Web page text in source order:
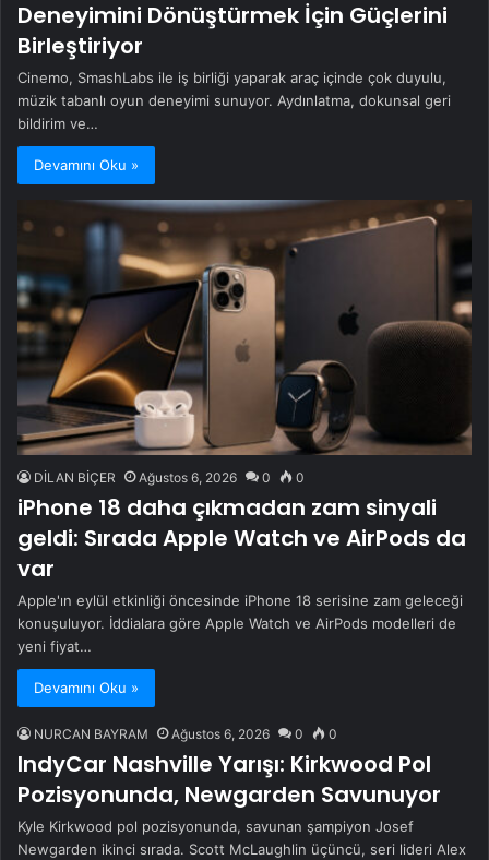
Deneyimini Dönüştürmek İçin Güçlerini
Birleştiriyor
Cinemo, SmashLabs ile iş birliği yaparak araç içinde çok duyulu,
müzik tabanlı oyun deneyimi sunuyor. Aydınlatma, dokunsal geri
bildirim ve…
Devamını Oku »
DİLAN BİÇER Ağustos 6, 2026 0 0
iPhone 18 daha çıkmadan zam sinyali
geldi: Sırada Apple Watch ve AirPods da
var
Apple'ın eylül etkinliği öncesinde iPhone 18 serisine zam geleceği
konuşuluyor. İddialara göre Apple Watch ve AirPods modelleri de
yeni fiyat…
Devamını Oku »
NURCAN BAYRAM Ağustos 6, 2026 0 0
IndyCar Nashville Yarışı: Kirkwood Pol
Pozisyonunda, Newgarden Savunuyor
Kyle Kirkwood pol pozisyonunda, savunan şampiyon Josef
Newgarden ikinci sırada. Scott McLaughlin üçüncü, seri lideri Alex